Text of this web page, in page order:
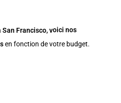
San Francisco, voici nos
en fonction de votre budget.